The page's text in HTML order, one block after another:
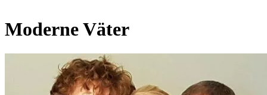
Moderne Väter